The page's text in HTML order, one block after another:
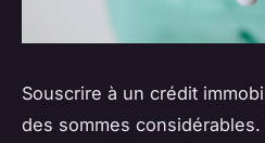
Souscrire à un crédit
des sommes